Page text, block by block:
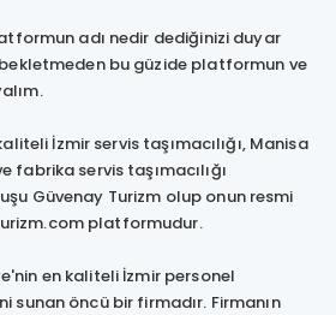
adı nedir dediğinizi duyar
bu güzide platformun ve
İzmir servis taşımacılığı, Manisa
fabrika servis taşımacılığı
Güvenay Turizm olup onun resmi
platformudur.
en kaliteli İzmir personel
sunan öncü bir firmadır. Firmanın